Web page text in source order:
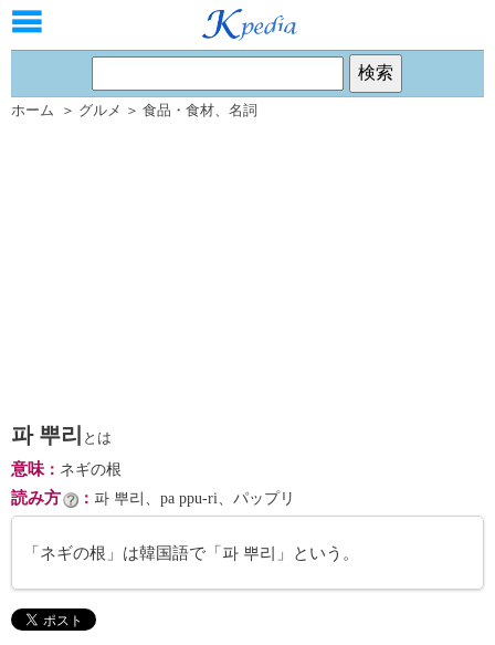
ホーム ＞ グルメ ＞ 食品・食材、 名詞
파 뿌리 とは
意味： ネギの根
読み方 ： 파 뿌리、pa ppu-ri、パップリ
「ネギの根」は韓国語で「파 뿌리」という。